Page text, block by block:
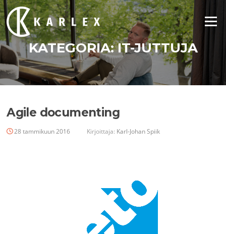
Siirry
suoraan
sisältöön
Valikko
KATEGORIA:IT-JUTTUJA
Agile documenting
28 tammikuun 2016 Kirjoittaja: Karl-Johan Spiik